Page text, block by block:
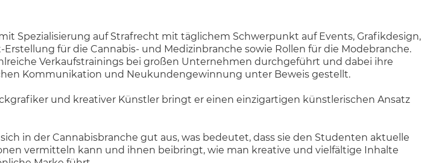
Spezialisierung auf Strafrecht mit täglichem Schwerpunkt auf Events, Grafikdesign,
für die Cannabis- und Medizinbranche sowie Rollen für die Modebranche.
Verkaufstrainings bei großen Unternehmen durchgeführt und dabei ihre
Kommunikation und Neukundengewinnung unter Beweis gestellt.
und kreativer Künstler bringt er einen einzigartigen künstlerischen Ansatz
in der Cannabisbranche gut aus, was bedeutet, dass sie den Studenten aktuelle
vermitteln kann und ihnen beibringt, wie man kreative und vielfältige Inhalte